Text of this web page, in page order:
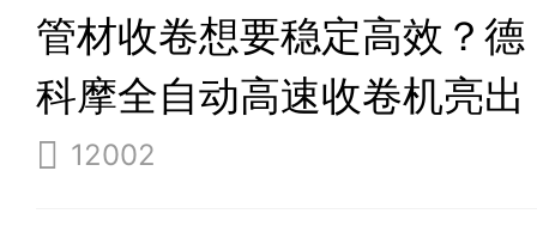
管材收卷想要稳定高效？德
科摩全自动高速收卷机亮出
四大招
12002